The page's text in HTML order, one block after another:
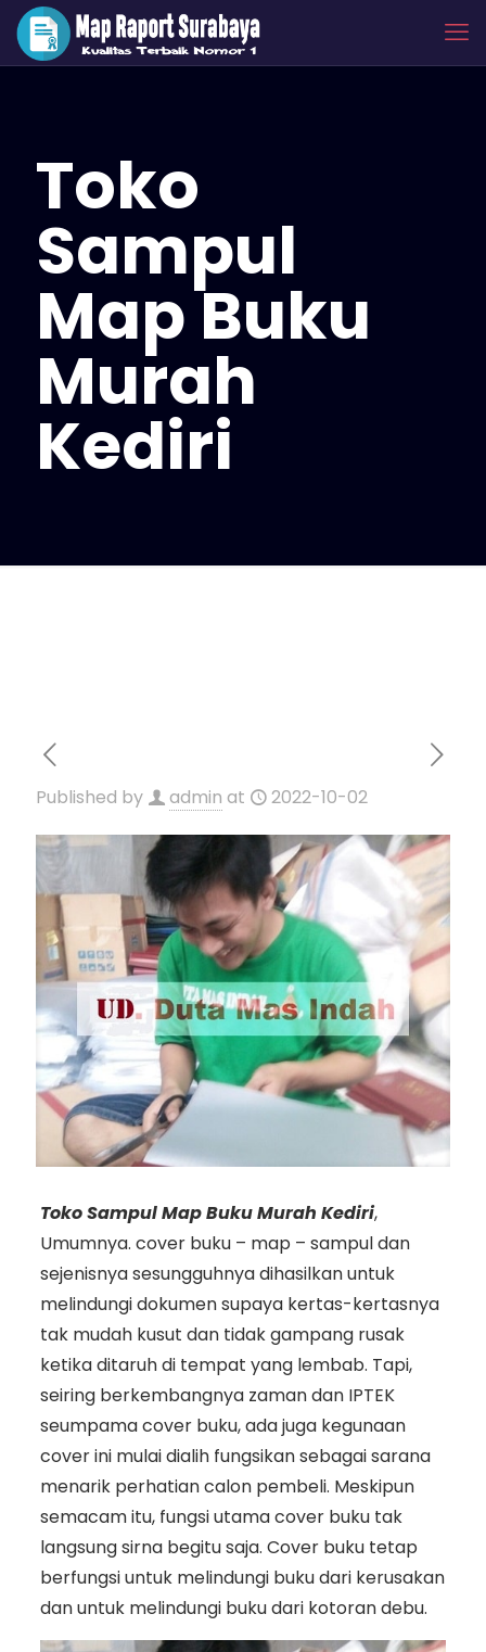
Toko
Sampul
Map Buku
Murah
Kediri
Published by admin at 2022-10-02
Toko Sampul Map Buku Murah Kediri,
Umumnya. cover buku – map – sampul dan
sejenisnya sesungguhnya dihasilkan untuk
melindungi dokumen supaya kertas-kertasnya
tak mudah kusut dan tidak gampang rusak
ketika ditaruh di tempat yang lembab. Tapi,
seiring berkembangnya zaman dan IPTEK
seumpama cover buku, ada juga kegunaan
cover ini mulai dialih fungsikan sebagai sarana
menarik perhatian calon pembeli. Meskipun
semacam itu, fungsi utama cover buku tak
langsung sirna begitu saja. Cover buku tetap
berfungsi untuk melindungi buku dari kerusakan
dan untuk melindungi buku dari kotoran debu.